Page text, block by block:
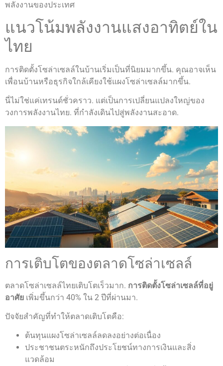
พลังงานของประเทศ
แนวโน้มพลังงานแสงอาทิตย์ใน
ไทย
การติดตั้งโซล่าเซลล์ในบ้านเริ่มเป็นที่นิยมมากขึ้น. คุณอาจเห็น
เพื่อนบ้านหรือธุรกิจใกล้เคียงใช้แผงโซล่าเซลล์มากขึ้น.
นี่ไม่ใช่แค่เทรนด์ชั่วคราว. แต่เป็นการเปลี่ยนแปลงใหญ่ของ
วงการพลังงานไทย. ที่กำลังเดินไปสู่พลังงานสะอาด.
การเติบโตของตลาดโซล่าเซลล์
ตลาดโซล่าเซลล์ไทยเติบโตเร็วมาก. การติดตั้งโซล่าเซลล์ที่อยู่
อาศัย เพิ่มขึ้นกว่า 40% ใน 2 ปีที่ผ่านมา.
ปัจจัยสำคัญที่ทำให้ตลาดเติบโตคือ:
ต้นทุนแผงโซล่าเซลล์ลดลงอย่างต่อเนื่อง
ประชาชนตระหนักถึงประโยชน์ทางการเงินและสิ่ง
แวดล้อม